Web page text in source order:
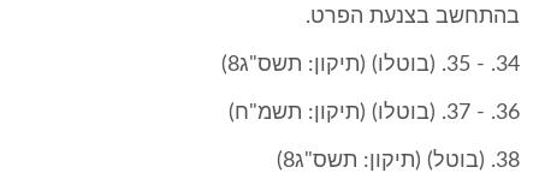
בהתחשב בצנעת הפרט.
34. - 35. (בוטלו) (תיקון: תשס"ג8)
36. - 37. (בוטלו) (תיקון: תשמ"ח)
38. (בוטל) (תיקון: תשס"ג8)